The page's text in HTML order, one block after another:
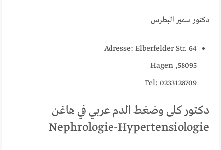
دكتور سمير البطرس
Adresse: Elberfelder Str. 64
58095, Hagen
Tel: 0233128709
دكتور كلى وضغط الدم عربي في هاغن
Nephrologie-Hypertensiologie